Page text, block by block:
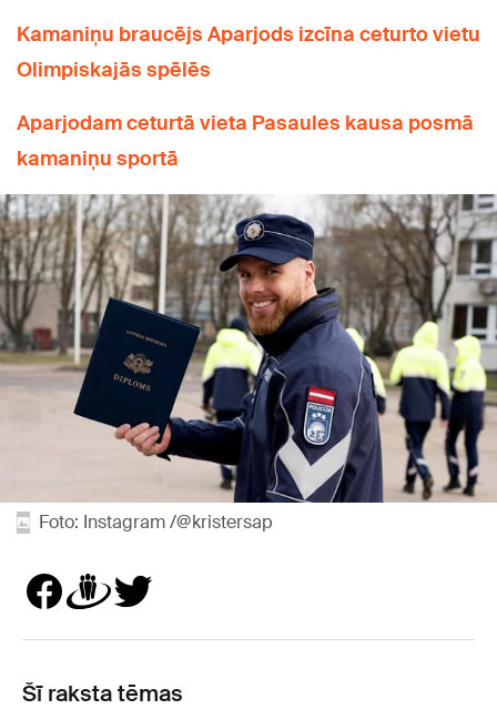
Kamaniņu braucējs Aparjods izcīna ceturto vietu
Olimpiskajās spēlēs
Aparjodam ceturtā vieta Pasaules kausa posmā
kamaniņu sportā
Foto: Instagram /@kristersap
Šī raksta tēmas